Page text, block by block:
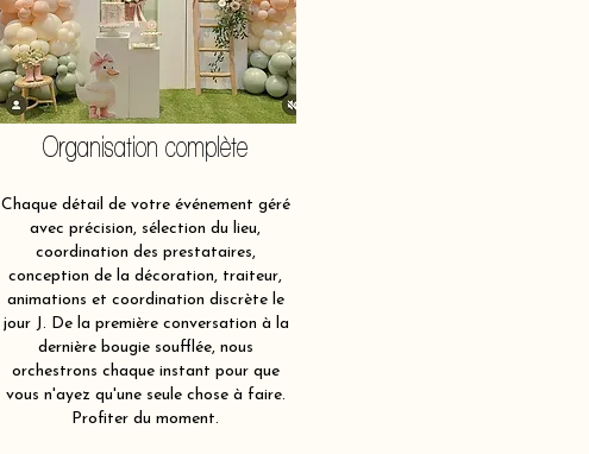
Organisation complète
Chaque détail de votre événement géré
avec précision, sélection du lieu,
coordination des prestataires,
conception de la décoration, traiteur,
animations et coordination discrète le
jour J. De la première conversation à la
dernière bougie soufflée, nous
orchestrons chaque instant pour que
vous n'ayez qu'une seule chose à faire.
Profiter du moment.